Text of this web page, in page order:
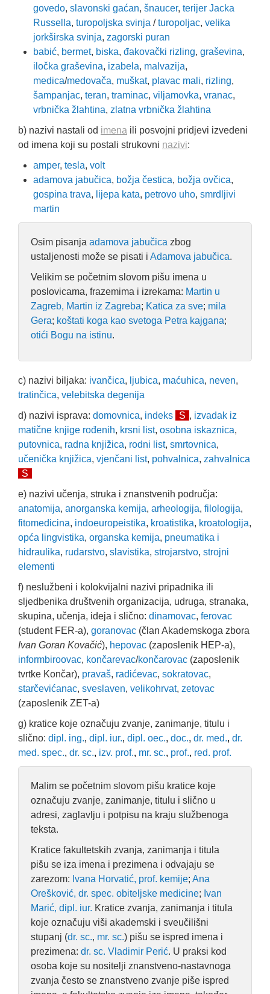
govedo, slavonski gaćan, šnaucer, terijer Jacka
Russella, turopoljska svinja /turopoljac, velika
jorkširska svinja, zagorski puran
babić, bermet, biska, đakovački rizling, graševina,
iločka graševina, izabela, malvazija,
medica/medovača, muškat, plavac mali, rizling,
šampanjac, teran, traminac, viljamovka, vranac,
vrbnička žlahtina, zlatna vrbnička žlahtina
b) nazivi nastali od imena ili posvojni pridjevi izvedeni
od imena koji su postali strukovni nazivi:
amper, tesla, volt
adamova jabučica, božja čestica, božja ovčica,
gospina trava, lijepa kata, petrovo uho, smrdljivi
martin
Osim pisanja adamova jabučica zbog
ustaljenosti može se pisati i Adamova jabučica.
Velikim se početnim slovom pišu imena u
poslovicama, frazemima i izrekama: Martin u
Zagreb, Martin iz Zagreba; Katica za sve; mila
Gera; koštati koga kao svetoga Petra kajgana;
otići Bogu na istinu.
c) nazivi biljaka: ivančica, ljubica, maćuhica, neven,
tratinčica, velebitska degenija
d) nazivi isprava: domovnica, indeks S , izvadak iz
matične knjige rođenih, krsni list, osobna iskaznica,
putovnica, radna knjižica, rodni list, smrtovnica,
učenička knjižica, vjenčani list, pohvalnica, zahvalnica
S
e) nazivi učenja, struka i znanstvenih područja:
anatomija, anorganska kemija, arheologija, filologija,
fitomedicina, indoeuropeistika, kroatistika, kroatologija,
opća lingvistika, organska kemija, pneumatika i
hidraulika, rudarstvo, slavistika, strojarstvo, strojni
elementi
f) neslužbeni i kolokvijalni nazivi pripadnika ili
sljedbenika društvenih organizacija, udruga, stranaka,
skupina, učenja, ideja i slično: dinamovac, ferovac
(student FER-a), goranovac (član Akademskoga zbora
Ivan Goran Kovačić), hepovac (zaposlenik HEP-a),
informbiroovac, končarevac/končarovac (zaposlenik
tvrtke Končar), pravaš, radićevac, sokratovac,
starčevićanac, sveslaven, velikohrvat, zetovac
(zaposlenik ZET-a)
g) kratice koje označuju zvanje, zanimanje, titulu i
slično: dipl. ing., dipl. iur., dipl. oec., doc., dr. med., dr.
med. spec., dr. sc., izv. prof., mr. sc., prof., red. prof.
Malim se početnim slovom pišu kratice koje
označuju zvanje, zanimanje, titulu i slično u
adresi, zaglavlju i potpisu na kraju službenoga
teksta.
Kratice fakultetskih zvanja, zanimanja i titula
pišu se iza imena i prezimena i odvajaju se
zarezom: Ivana Horvatić, prof. kemije; Ana
Orešković, dr. spec. obiteljske medicine; Ivan
Marić, dipl. iur. Kratice zvanja, zanimanja i titula
koje označuju viši akademski i sveučilišni
stupanj (dr. sc., mr. sc.) pišu se ispred imena i
prezimena: dr. sc. Vladimir Perić. U praksi kod
osoba koje su nositelji znanstveno-nastavnoga
zvanja često se znanstveno zvanje piše ispred